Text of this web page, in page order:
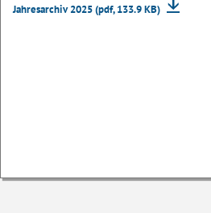
Jahresarchiv 2025 (pdf, 133.9 KB)